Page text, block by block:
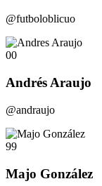
@futboloblicuo
00
Andrés Araujo
@andraujo
99
Majo González